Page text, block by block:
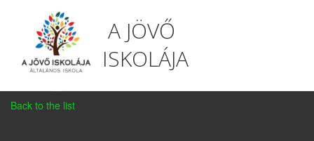
A JÖVŐ
ISKOLÁJA
Back to the list